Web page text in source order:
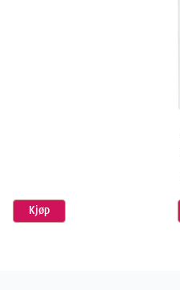
Kjøp